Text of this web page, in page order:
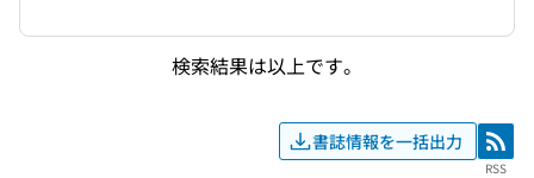
検索結果は以上です。
書誌情報を一括出力 RSS
RSS